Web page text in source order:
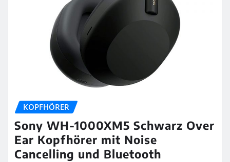
KOPFHÖRER
Sony WH-1000XM5 Schwarz Over
Ear Kopfhörer mit Noise
Cancelling und Bluetooth